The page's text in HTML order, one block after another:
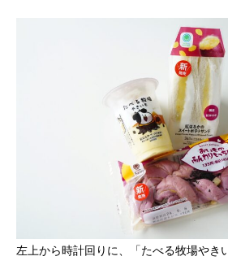
左上から時計回りに、「たべる牧場やき